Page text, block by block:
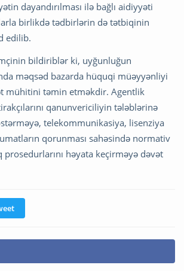
dayandırılması ilə bağlı aidiyyəti
birlikdə tədbirlərin də tətbiqinin
edilib.
bildiriblər ki, uyğunluğun
məqsəd bazarda hüquqi müəyyənliyi
mühitini təmin etməkdir. Agentlik
qanunvericiliyin tələblərinə
telekommunikasiya, lisenziya
qorunması sahəsində normativ
həyata keçirməyə dəvət